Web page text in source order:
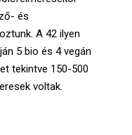
és
A 42 ilyen
5 bio és 4 vegán
tekintve 150-500
voltak.